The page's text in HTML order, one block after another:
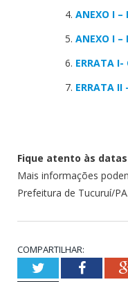
ANEXO I –
ANEXO I –
ERRATA I-
ERRATA II
Fique atento às
Mais informações
Prefeitura de Tucuruí/PA.
COMPARTILHAR:
Twitter